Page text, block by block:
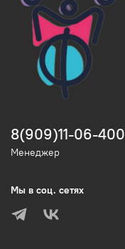
8(909)11-06-400
Менеджер
Мы в соц. сетях